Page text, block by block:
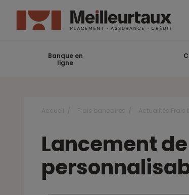
Banque en
ligne
Lancement